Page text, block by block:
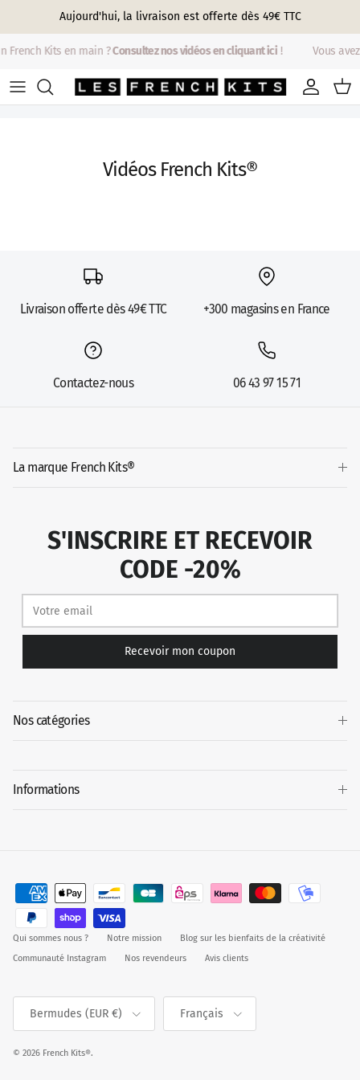
Aller au contenu
Aujourd'hui, la livraison est offerte dès 49€ TTC
French Kits en main ?Consultez nos vidéos en cliquant ici! Vous
Compte
Vidéos French Kits®
Livraison offerte dès 49€ TTC +300 magasins en France
Contactez-nous 06 43 97 15 71
La marque French Kits®
S'INSCRIRE ET RECEVOIR
CODE -20%
Recevoir mon coupon
Nos catégories
Informations
Qui sommes nous ? Notre mission
Blog sur les bienfaits de la créativité
Communauté Instagram
Nos revendeurs Avis clients
Bermudes (EUR €) Français
© 2026 French Kits®.